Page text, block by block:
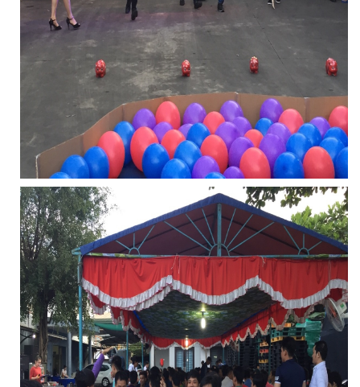
LƯỚI CHẮN ĐỘNG VẬT
LƯỚI XÂY DỰNG
LƯỚI CHẮN CÔN TRÙNG
LƯỚI CHẮN CÔN TRÙNG